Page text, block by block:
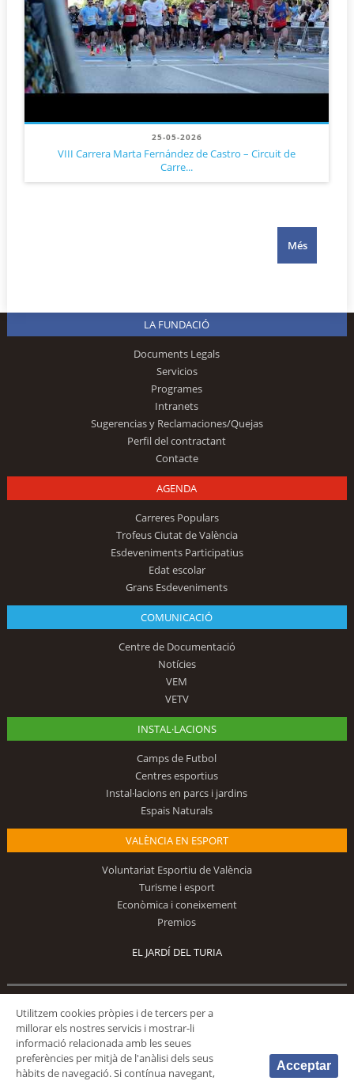
25-05-2026
VIII Carrera Marta Fernández de Castro – Circuit de
Carre...
Més
LA FUNDACIÓ
Documents Legals
Servicios
Programes
Intranets
Sugerencias y Reclamaciones/Quejas
Perfil del contractant
Contacte
AGENDA
Carreres Populars
Trofeus Ciutat de València
Esdeveniments Participatius
Edat escolar
Grans Esdeveniments
COMUNICACIÓ
Centre de Documentació
Notícies
VEM
VETV
INSTAL·LACIONS
Camps de Futbol
Centres esportius
Instal·lacions en parcs i jardins
Espais Naturals
VALÈNCIA EN ESPORT
Voluntariat Esportiu de València
Turisme i esport
Econòmica i coneixement
Premios
EL JARDÍ DEL TURIA
Utilitzem cookies pròpies i de tercers per a
millorar els nostres servicis i mostrar-li
informació relacionada amb les seues
preferències per mitjà de l'anàlisi dels seus
hàbits de navegació. Si contínua navegant,
Acceptar